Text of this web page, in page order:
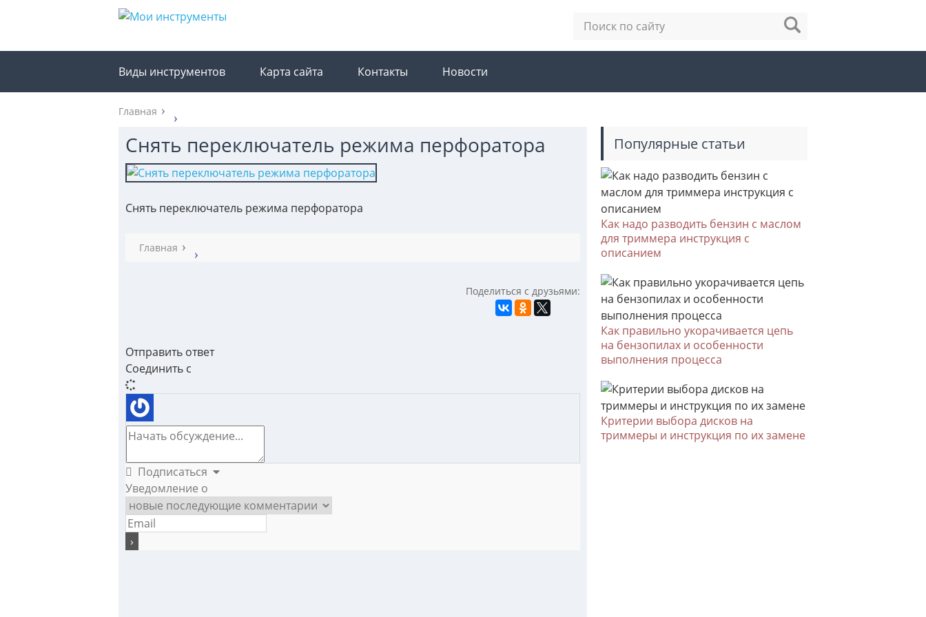
Виды инструментов Карта сайта Контакты Новости
Главная
Снять переключатель режима перфоратора
Снять переключатель режима перфоратора
Главная
Поделиться с друзьями:
Отправить ответ
Соединить с
Подписаться
Уведомление о
Популярные статьи
Как надо разводить бензин с маслом
для триммера инструкция с
описанием
Как правильно укорачивается цепь
на бензопилах и особенности
выполнения процесса
Критерии выбора дисков на
триммеры и инструкция по их замене